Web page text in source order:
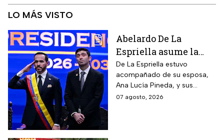
LO MÁS VISTO
Abelardo De La
Espriella asume la
presidencia de
Colombia; así fue su
atípica investidura en
Cali
De La Espriella estuvo
acompañado de su esposa,
Ana Lucía Pineda, y sus
cuatro hijos, además de los
07 agosto, 2026